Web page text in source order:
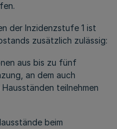
der Inzidenzstufe 1 ist
zusätzlich zulässig:
aus bis zu fünf
an dem auch
teilnehmen
beim